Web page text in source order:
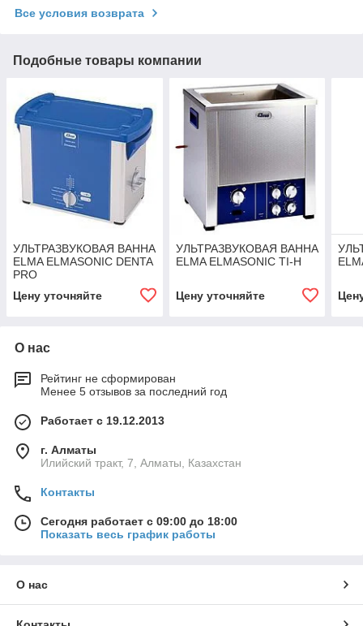
Все условия возврата
Подобные товары компании
УЛЬТРАЗВУКОВАЯ ВАННА
ELMA ELMASONIC DENTA
PRO
Цену уточняйте
УЛЬТРАЗВУКОВАЯ ВАННА
ELMA ELMASONIC TI-H
Цену уточняйте
О нас
Рейтинг не сформирован
Менее 5 отзывов за последний год
Работает с 19.12.2013
г. Алматы
Илийский тракт, 7, Алматы, Казахстан
Контакты
Сегодня работает с 09:00 до 18:00
Показать весь график работы
О нас